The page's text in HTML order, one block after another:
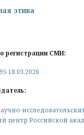
этика
регистрации СМИ:
18.03.2026
центр Российской